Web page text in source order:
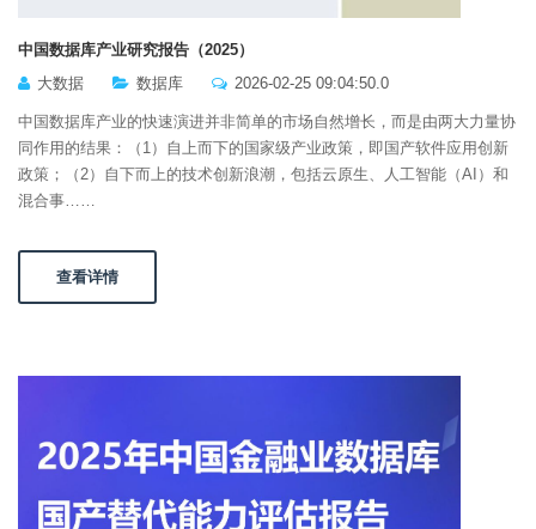
中国数据库产业研究报告（2025）
大数据
数据库 2026-02-25 09:04:50.0
中国数据库产业的快速演进并非简单的市场自然增长，而是由两大力量协
同作用的结果：（1）自上而下的国家级产业政策，即国产软件应用创新
政策；（2）自下而上的技术创新浪潮，包括云原生、人工智能（AI）和
混合事……
查看详情